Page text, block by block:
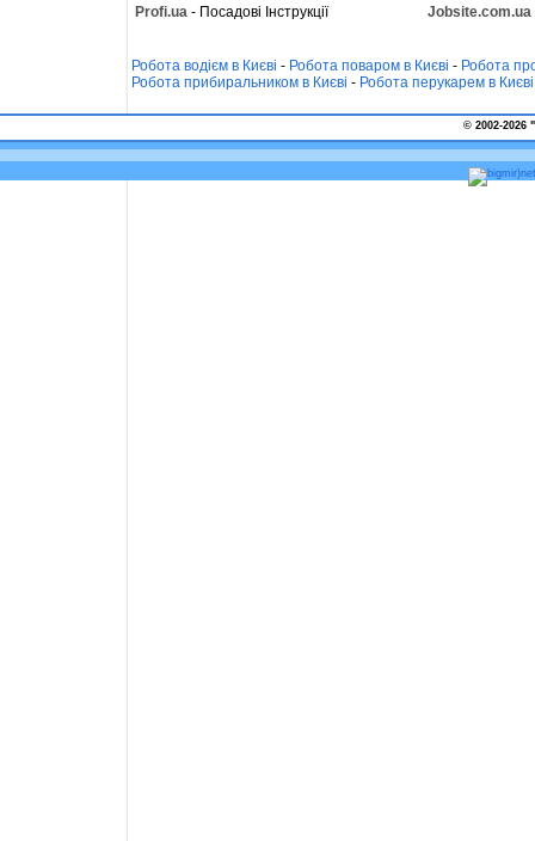
Profi.ua - Посадові Інструкції Jobsite.com.ua
Робота водієм в Києві - Робота поваром в Києві - Робота
Робота прибиральником в Києві - Робота перукарем в Києві
© 2002-2026